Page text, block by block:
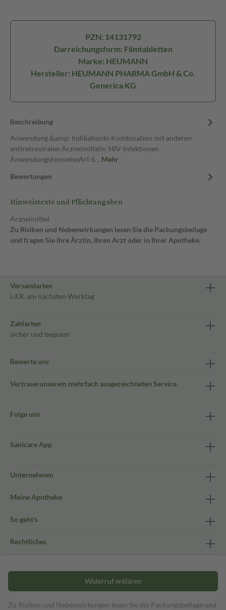
PZN: 14131792
Darreichungsform: Filmtabletten
Marke: HEUMANN
Hersteller: HEUMANN PHARMA GmbH & Co.
Generica KG
Beschreibung
Anwendung &amp; IndikationIn Kombination mit anderen
antiretroviralen Arzneimitteln: HIV-Infektionen
AnwendungshinweiseArt d… Mehr
Bewertungen
Hinweistexte und Pflichtangaben
Arzneimittel
Zu Risiken und Nebenwirkungen lesen Sie die Packungsbeilage
und fragen Sie Ihre Ärztin, Ihren Arzt oder in Ihrer Apotheke.
Versandarten
i.d.R. am nächsten Werktag
Zahlarten
sicher und bequem
Bewerte uns
Vertraue unserem mehrfach ausgezeichneten Service
Folge uns
Sanicare App
Unternehmen
Meine Apotheke
So geht's
Rechtliches
Widerruf erklären
Zu Risiken und Nebenwirkungen lesen Sie die Packungsbeilage und